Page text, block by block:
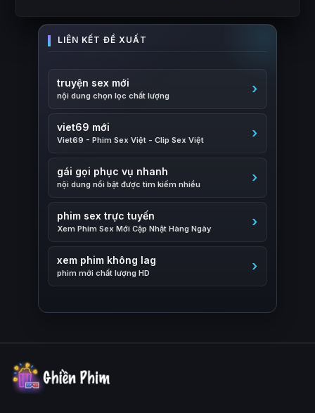
truyện sex mới
nội dung chọn lọc chất lượng
viet69 mới
Viet69 - Phim Sex Việt - Clip Sex Việt
gái gọi phục vụ nhanh
nội dung nổi bật được tìm kiếm nhiều
phim sex trực tuyến
Xem Phim Sex Mới Cập Nhật Hàng Ngày
xem phim không lag
phim mới chất lượng HD